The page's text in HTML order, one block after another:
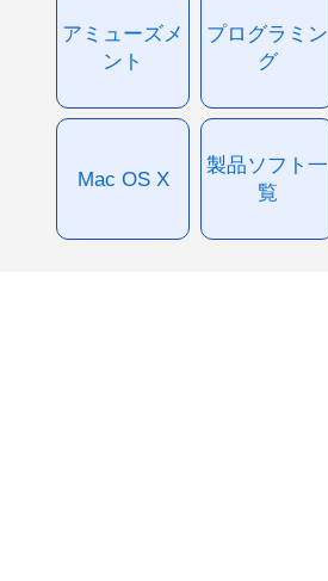
アミューズメ
ント
プログラミン
グ
Mac OS X
製品ソフト一
覧